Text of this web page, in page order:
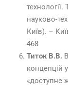
науково-
Київ). –
468
Титок В.В.
концепцій
«доступне